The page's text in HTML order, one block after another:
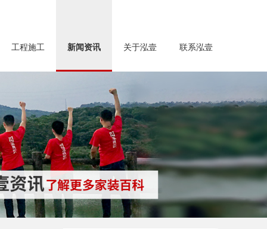
工程施工 新闻资讯 关于泓壹 联系泓壹